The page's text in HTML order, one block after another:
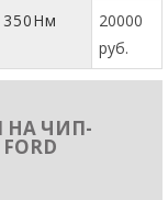
350Нм
20000
руб.
НА ЧИП-